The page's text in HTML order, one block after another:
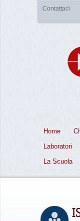
Contattaci
Home
Laboratori
La Scuola